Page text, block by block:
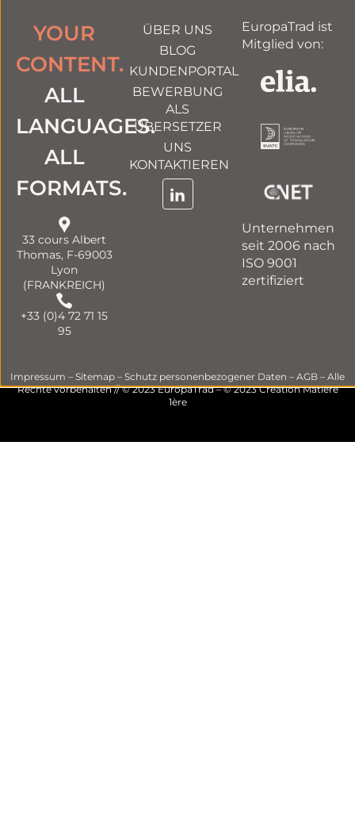
YOUR
CONTENT.
ALL
LANGUAGES.
ALL
FORMATS.
33 cours Albert
Thomas, F-69003
Lyon
(FRANKREICH)
+33 (0)4 72 71 15
95
ÜBER UNS
BLOG
KUNDENPORTAL
BEWERBUNG
ALS
ÜBERSETZER
UNS
KONTAKTIEREN
EuropaTrad ist
Mitglied von:
Unternehmen
seit 2006 nach
ISO 9001
zertifiziert
Impressum – Sitemap – Schutz personenbezogener Daten – AGB – Alle
Rechte vorbehalten // © 2023 EuropaTrad – © 2023Création Matière
1ère